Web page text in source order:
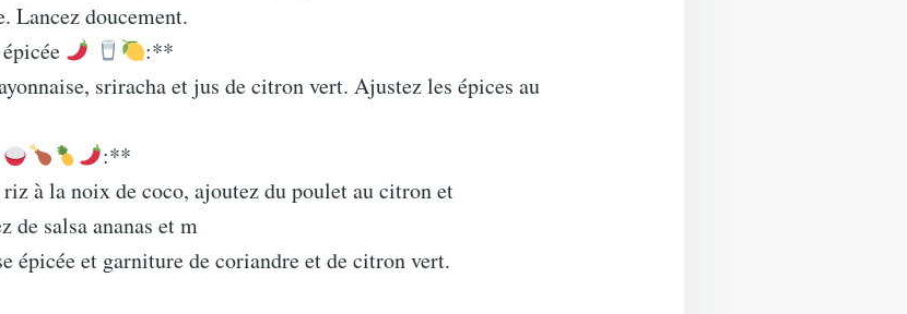
Lancez doucement.
:**
sriracha et jus de citron vert. Ajustez les épices au
:**
à la noix de coco, ajoutez du poulet au citron et
de salsa ananas et m
épicée et garniture de coriandre et de citron vert.